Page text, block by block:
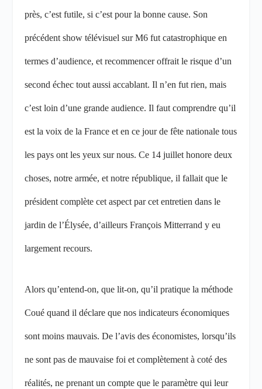
près, c’est futile, si c’est pour la bonne cause. Son
précédent show télévisuel sur M6 fut catastrophique en
termes d’audience, et recommencer offrait le risque d’un
second échec tout aussi accablant. Il n’en fut rien, mais
c’est loin d’une grande audience. Il faut comprendre qu’il
est la voix de la France et en ce jour de fête nationale tous
les pays ont les yeux sur nous. Ce 14 juillet honore deux
choses, notre armée, et notre république, il fallait que le
président complète cet aspect par cet entretien dans le
jardin de l’Élysée, d’ailleurs François Mitterrand y eu
largement recours.
Alors qu’entend-on, que lit-on, qu’il pratique la méthode
Coué quand il déclare que nos indicateurs économiques
sont moins mauvais. De l’avis des économistes, lorsqu’ils
ne sont pas de mauvaise foi et complètement à coté des
réalités, ne prenant un compte que le paramètre qui leur